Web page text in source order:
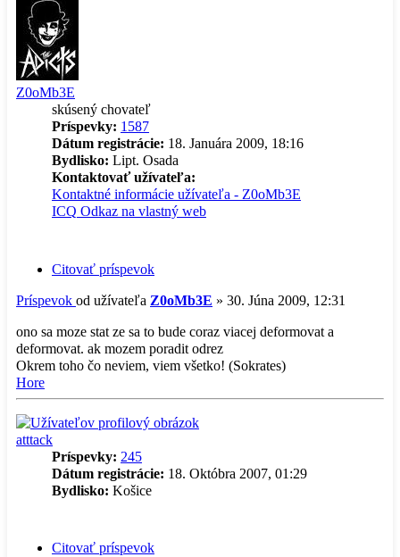
Z0oMb3E
skúsený chovateľ
Príspevky: 1587
Dátum registrácie: 18. Januára 2009, 18:16
Bydlisko: Lipt. Osada
Kontaktovať užívateľa:
Kontaktné informácie užívateľa - Z0oMb3E
ICQ Odkaz na vlastný web
Citovať príspevok
Príspevok od užívateľa Z0oMb3E » 30. Júna 2009, 12:31
ono sa moze stat ze sa to bude coraz viacej deformovat a
deformovat. ak mozem poradit odrez
Okrem toho čo neviem, viem všetko! (Sokrates)
Hore
atttack
Príspevky: 245
Dátum registrácie: 18. Októbra 2007, 01:29
Bydlisko: Košice
Citovať príspevok